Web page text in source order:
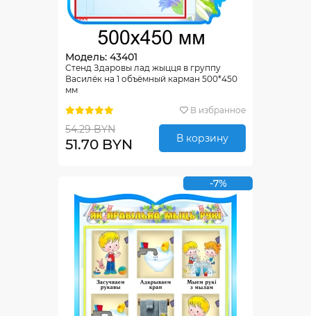
Модель: 43401
Стенд Здаровы лад жыцця в группу
Василёк на 1 объёмный карман 500*450
мм
В избранное
54.29 BYN
51.70 BYN В корзину
-7%